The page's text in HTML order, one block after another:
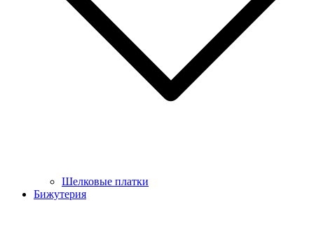
Шелковые платки
Бижутерия